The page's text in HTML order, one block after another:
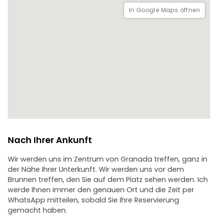
In Google Maps öffnen
Nach Ihrer Ankunft
Wir werden uns im Zentrum von Granada treffen, ganz in
der Nähe Ihrer Unterkunft. Wir werden uns vor dem
Brunnen treffen, den Sie auf dem Platz sehen werden. Ich
werde Ihnen immer den genauen Ort und die Zeit per
WhatsApp mitteilen, sobald Sie Ihre Reservierung
gemacht haben.